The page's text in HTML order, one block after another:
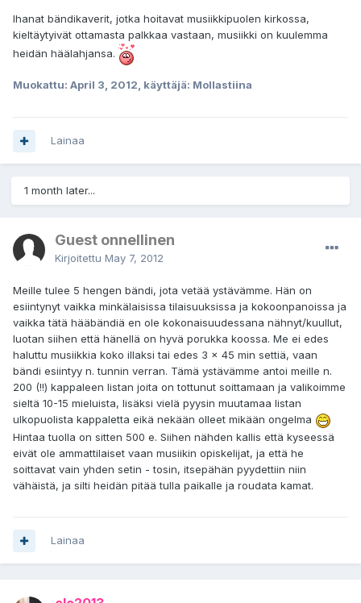
Ihanat bändikaverit, jotka hoitavat musiikkipuolen kirkossa,
kieltäytyivät ottamasta palkkaa vastaan, musiikki on kuulemma
heidän häälahjansa.
Muokattu: April 3, 2012, käyttäjä: Mollastiina
Lainaa
1 month later...
Guest onnellinen
Kirjoitettu May 7, 2012
Meille tulee 5 hengen bändi, jota vetää ystävämme. Hän on
esiintynyt vaikka minkälaisissa tilaisuuksissa ja kokoonpanoissa ja
vaikka tätä hääbändiä en ole kokonaisuudessana nähnyt/kuullut,
luotan siihen että hänellä on hyvä porukka koossa. Me ei edes
haluttu musiikkia koko illaksi tai edes 3 x 45 min settiä, vaan
bändi esiintyy n. tunnin verran. Tämä ystävämme antoi meille n.
200 (!!) kappaleen listan joita on tottunut soittamaan ja valikoimme
sieltä 10-15 mieluista, lisäksi vielä pyysin muutamaa listan
ulkopuolista kappaletta eikä nekään olleet mikään ongelma
Hintaa tuolla on sitten 500 e. Siihen nähden kallis että kyseessä
eivät ole ammattilaiset vaan musiikin opiskelijat, ja että he
soittavat vain yhden setin - tosin, itsepähän pyydettiin niin
vähäistä, ja silti heidän pitää tulla paikalle ja roudata kamat.
Lainaa